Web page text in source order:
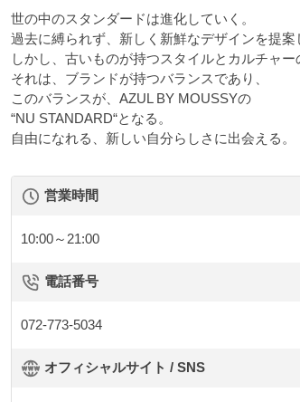
世の中のスタンダードは進化していく。
過去に縛られず、新しく新鮮なデザインを提案
しかし、古いものが持つスタイルとカルチャー
それは、ブランドが持つバランスであり、
このバランスが、AZUL BY MOUSSYの
“NU STANDARD“となる。
自由になれる、新しい自分らしさに出会える。
営業時間
10:00～21:00
電話番号
072-773-5034
オフィシャルサイト / SNS